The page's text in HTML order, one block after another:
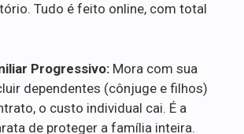
Tudo é feito online, com total
Progressivo: Mora com sua
dependentes (cônjuge e filhos)
o custo individual cai. É a
de proteger a família inteira.